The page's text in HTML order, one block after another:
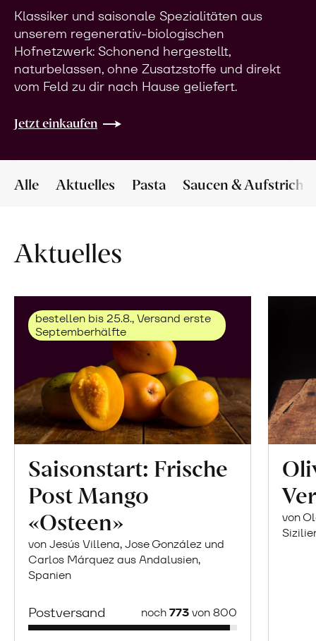
Klassiker und saisonale Spezialitäten aus
unserem regenerativ-biologischen
Hofnetzwerk: Schonend hergestellt,
naturbelassen, ohne Zusatzstoffe und direkt
vom Feld zu dir nach Hause geliefert.
Jetzt einkaufen
Alle Aktuelles Pasta Saucen & Aufstriche
Aktuelles
bestellen bis 25.8., Versand erste
Septemberhälfte
Saisonstart: Frische
Post Mango
«Osteen»
von Jesús Villena, Jose González und
Carlos Márquez aus Andalusien,
Spanien
Postversand noch773von 800
von